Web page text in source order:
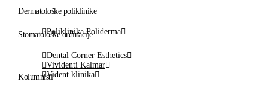
Dermatološke poliklinike
Poliklinika Poliderma
Stomatološke ordinacije
Dental Corner Esthetics
Vividenti Kalmar
Vident klinika
Kolumnisti